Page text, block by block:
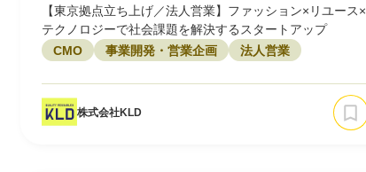
【東京拠点立ち上げ／法人営業】ファッション×リユース×
テクノロジーで社会課題を解決するスタートアップ
CMO
事業開発・営業企画 法人営業
株式会社KLD